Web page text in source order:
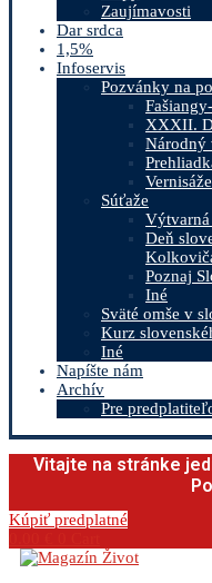
Zaujímavosti
Dar srdca
1,5%
Infoservis
Pozvánky na
XXXII.
Národný
Vernisáže
Súťaže
Deň
Poznaj
Iné
Sväté omše v
Kurz
Iné
Napíšte nám
Archív
Pre
Vitajte na stránke
Kúpiť predplatné